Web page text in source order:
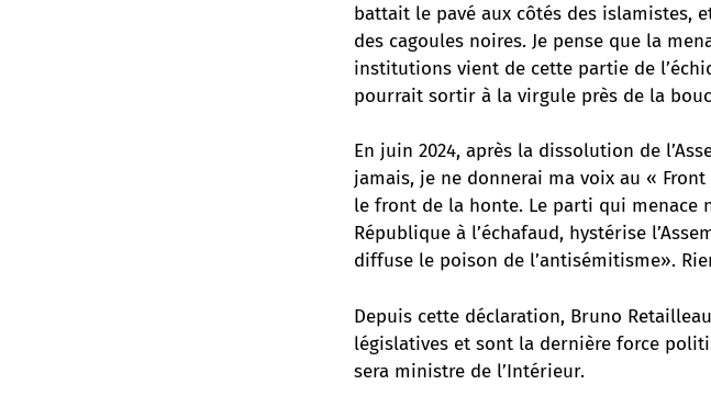
battait le pavé aux côtés des islamistes,
des cagoules noires. Je pense que la
institutions vient de cette partie de
pourrait sortir à la virgule près de la
En juin 2024, après la dissolution de
jamais, je ne donnerai ma voix au «
le front de la honte. Le parti qui menace
République à l’échafaud, hystérise
diffuse le poison de l’antisémitisme».
Depuis cette déclaration, Bruno
législatives et sont la dernière force
sera ministre de l’Intérieur.